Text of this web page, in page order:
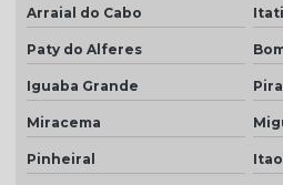
Telha dupla preço
Telha dupla romana
Telha esmaltado caramelo
Arraial do Cabo
Paty do Alferes
Iguaba Grande
Miracema
Pinheiral